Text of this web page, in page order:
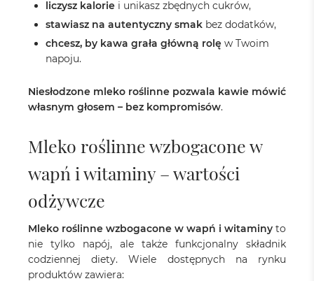
liczysz kalorie i unikasz zbędnych cukrów,
stawiasz na autentyczny smak bez dodatków,
chcesz, by kawa grała główną rolę w Twoim
napoju.
Niesłodzone mleko roślinne pozwala kawie mówić
własnym głosem – bez kompromisów.
Mleko roślinne wzbogacone w
wapń i witaminy – wartości
odżywcze
Mleko roślinne wzbogacone w wapń i witaminy to
nie tylko napój, ale także funkcjonalny składnik
codziennej diety. Wiele dostępnych na rynku
produktów zawiera: